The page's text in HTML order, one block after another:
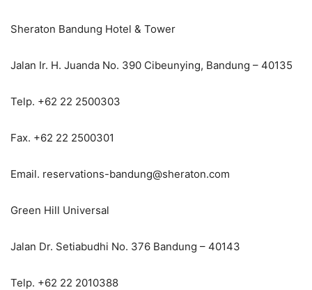
Sheraton Bandung Hotel & Tower
Jalan Ir. H. Juanda No. 390 Cibeunying, Bandung – 40135
Telp. +62 22 2500303
Fax. +62 22 2500301
Email. reservations-bandung@sheraton.com
Green Hill Universal
Jalan Dr. Setiabudhi No. 376 Bandung – 40143
Telp. +62 22 2010388